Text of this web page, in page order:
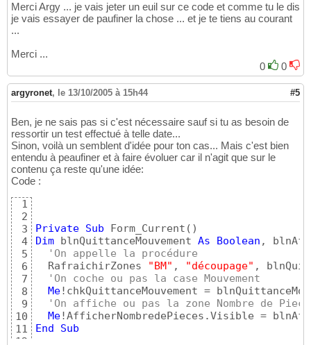
Merci Argy ... je vais jeter un euil sur ce code et comme tu le dis
je vais essayer de paufiner la chose ... et je te tiens au courant
...
Merci ...
0
0
argyronet, le 13/10/2005 à 15h44 #5
Ben, je ne sais pas si c'est nécessaire sauf si tu as besoin de
ressortir un test effectué à telle date...
Sinon, voilà un semblent d'idée pour ton cas... Mais c'est bien
entendu à peaufiner et à faire évoluer car il n'agit que sur le
contenu ça reste qu'une idée:
Code :
1
2
3
4
5
6
7
8
9
10
11
12
Private Sub Form_Current ( )
Dim blnQuittanceMouvement As Boolean ,
'On appelle la procédure
  RafraichirZones
"BM" , "découpage" ,
'On coche ou pas la case Mouvement
Me!chkQuittanceMouvement =
'On affiche ou pas la zone Nombre de
Me
End
Sub